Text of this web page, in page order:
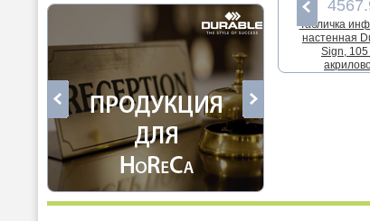
Табличка
настенная
Sign,